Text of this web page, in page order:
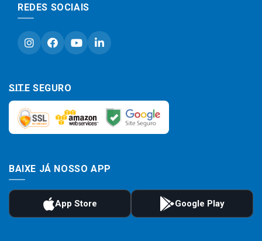
REDES SOCIAIS
SITE SEGURO
BAIXE JÁ NOSSO APP